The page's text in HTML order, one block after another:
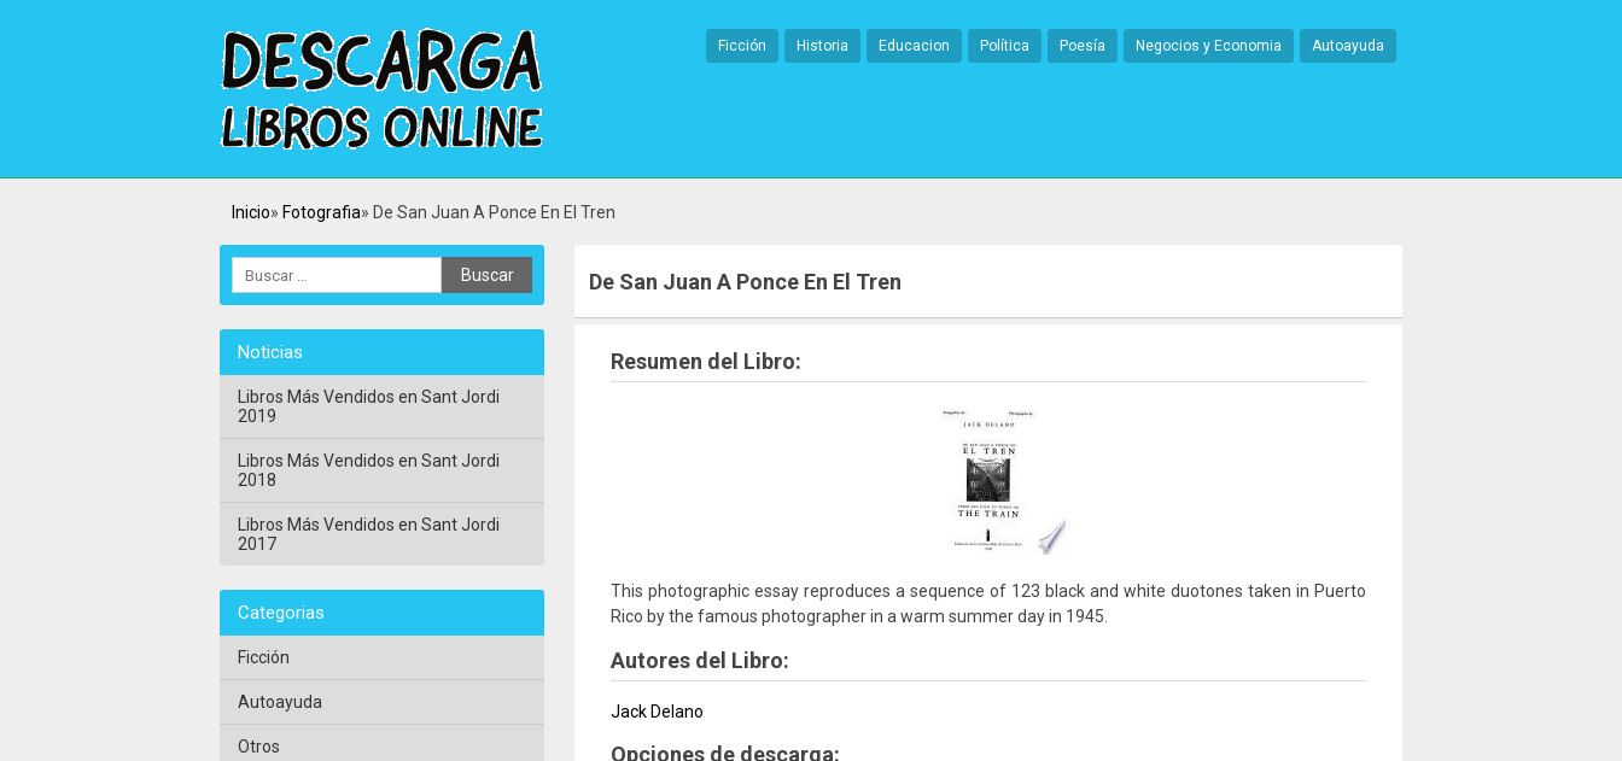
Ficción Historia Educacion Política Poesía Negocios y Economia Autoayuda
Inicio Fotografia De San Juan A Ponce En El Tren
De San Juan A Ponce En El Tren
Resumen del Libro:
This photographic essay reproduces a sequence of 123 black and white duotones taken in Puerto
Rico by the famous photographer in a warm summer day in 1945.
Autores del Libro:
Jack Delano
Opciones de descarga:
Noticias
Libros Más Vendidos en Sant Jordi
2019
Libros Más Vendidos en Sant Jordi
2018
Libros Más Vendidos en Sant Jordi
2017
Categorias
Ficción
Autoayuda
Otros